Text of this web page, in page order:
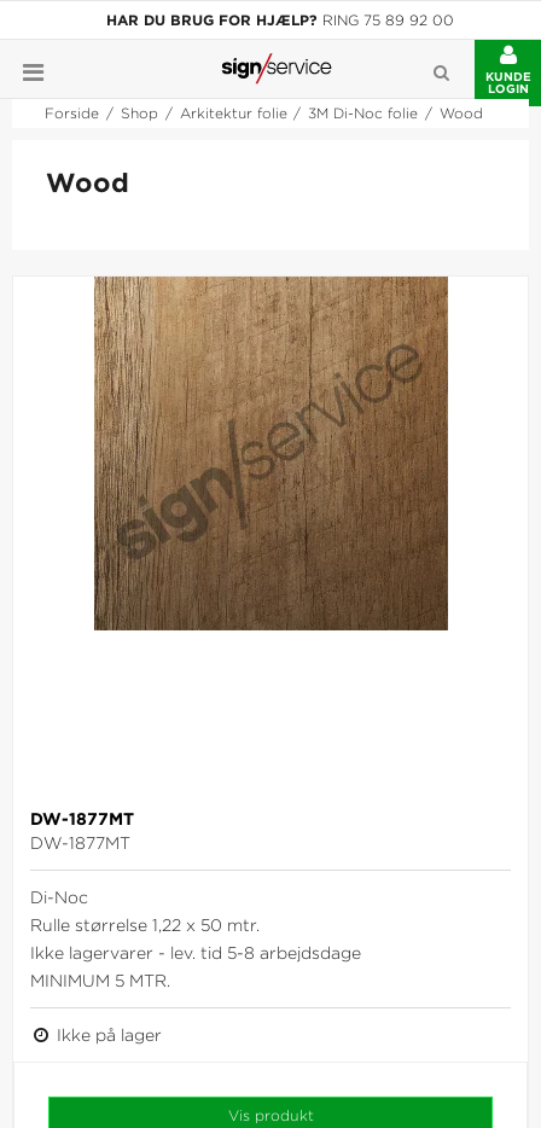
HAR DU BRUG FOR HJÆLP? RING 75 89 92 00
KUNDE
LOGIN
Forside / Shop / Arkitektur folie / 3M Di-Noc folie / Wood
Wood
DW-1877MT
DW-1877MT
Di-Noc
Rulle størrelse 1,22 x 50 mtr.
Ikke lagervarer - lev. tid 5-8 arbejdsdage
MINIMUM 5 MTR.
Ikke på lager
Vis produkt